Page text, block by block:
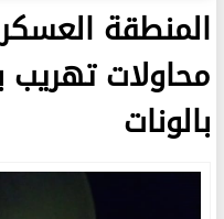
محاولات تهريب
بالونات